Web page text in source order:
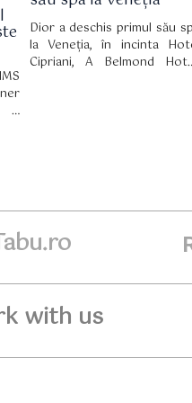
o
Dior a deschis primul său
la Veneția, în incinta
Cipriani, A Belmond
hotelului, coordonat
arhitectul Peter Marino.
with us